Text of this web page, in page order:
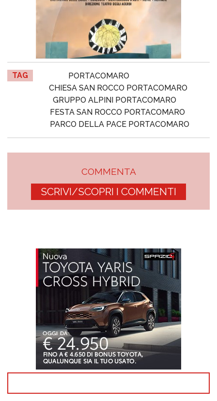
TAG
PORTACOMARO
CHIESA SAN ROCCO PORTACOMARO
GRUPPO ALPINI PORTACOMARO
FESTA SAN ROCCO PORTACOMARO
PARCO DELLA PACE PORTACOMARO
COMMENTA
SCRIVI/SCOPRI I COMMENTI